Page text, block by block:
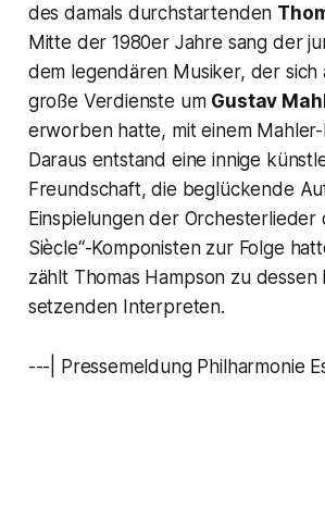
des damals durchstartenden
Mitte der 1980er Jahre sang der
dem legendären Musiker, der sich
große Verdienste um Gustav
erworben hatte, mit einem
Daraus entstand eine innige
Freundschaft, die beglückende
Einspielungen der
Siècle“-Komponisten zur Folge
zählt Thomas Hampson zu dessen
setzenden Interpreten.
---| Pressemeldung Philharmonie